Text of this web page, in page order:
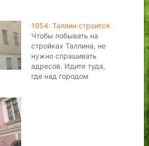
1954: Таллин строится
Чтобы побывать на
стройках Таллина, не
нужно спрашивать
адресов. Идите туда,
где над городом